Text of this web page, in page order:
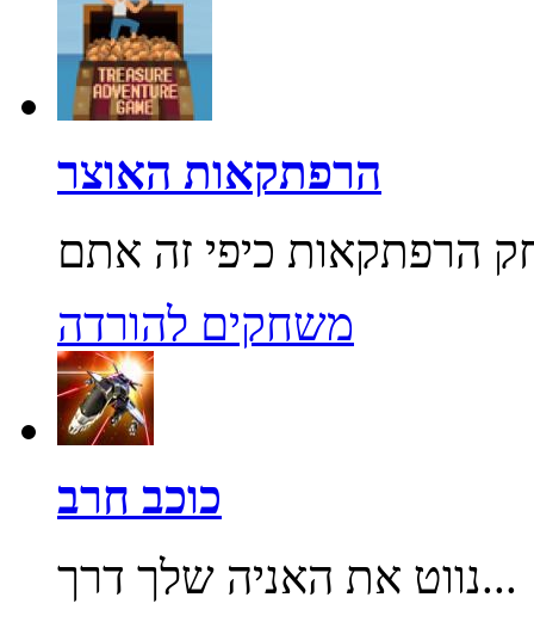
הרפתקאות האוצר
משחקים להורדה
כוכב חרב
נווט את האניה שלך דרך...